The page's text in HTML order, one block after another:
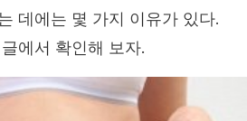
데에는 몇 가지 이유가 있다.
에서 확인해 보자.